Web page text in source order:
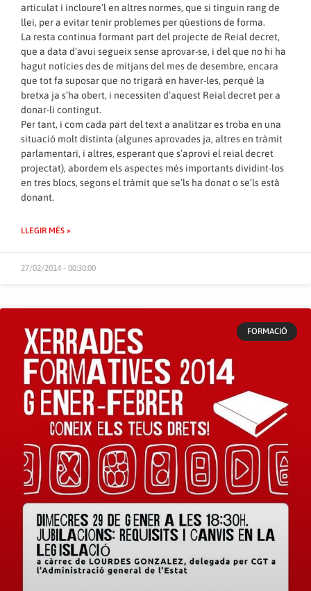
articulat i incloure’l en altres normes, que si tinguin rang de
llei, per a evitar tenir problemes per qüestions de forma.
La resta continua formant part del projecte de Reial decret,
que a data d’avui segueix sense aprovar-se, i del que no hi ha
hagut notícies des de mitjans del mes de desembre, encara
que tot fa suposar que no trigarà en haver-les, perquè la
bretxa ja s’ha obert, i necessiten d’aquest Reial decret per a
donar-li contingut.
Per tant, i com cada part del text a analitzar es troba en una
situació molt distinta (algunes aprovades ja, altres en tràmit
parlamentari, i altres, esperant que s’aprovi el reial decret
projectat), abordem els aspectes més importants dividint-los
en tres blocs, segons el tràmit que se’ls ha donat o se’ls està
donant.
LLEGIR MÉS »
27/02/2014 - 00:30:00
FORMACIÓ